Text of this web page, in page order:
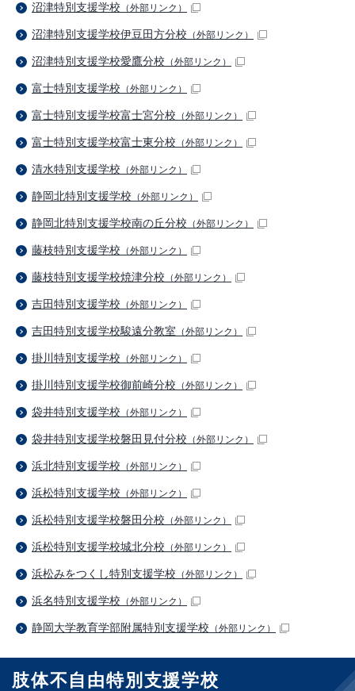
沼津特別支援学校 （外部リンク）
沼津特別支援学校伊豆田方分校 （外部リンク）
沼津特別支援学校愛鷹分校 （外部リンク）
富士特別支援学校 （外部リンク）
富士特別支援学校富士宮分校 （外部リンク）
富士特別支援学校富士東分校 （外部リンク）
清水特別支援学校 （外部リンク）
静岡北特別支援学校 （外部リンク）
静岡北特別支援学校南の丘分校 （外部リンク）
藤枝特別支援学校 （外部リンク）
藤枝特別支援学校焼津分校 （外部リンク）
吉田特別支援学校 （外部リンク）
吉田特別支援学校駿遠分教室 （外部リンク）
掛川特別支援学校 （外部リンク）
掛川特別支援学校御前崎分校 （外部リンク）
袋井特別支援学校 （外部リンク）
袋井特別支援学校磐田見付分校 （外部リンク）
浜北特別支援学校 （外部リンク）
浜松特別支援学校 （外部リンク）
浜松特別支援学校磐田分校 （外部リンク）
浜松特別支援学校城北分校 （外部リンク）
浜松みをつくし特別支援学校 （外部リンク）
浜名特別支援学校 （外部リンク）
静岡大学教育学部附属特別支援学校 （外部リンク）
肢体不自由特別支援学校